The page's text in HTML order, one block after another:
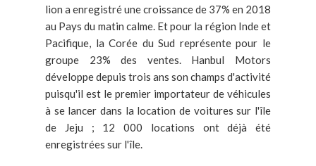
lion a enregistré une croissance de 37% en 2018
au Pays du matin calme. Et pour la région Inde et
Pacifique, la Corée du Sud représente pour le
groupe 23% des ventes. Hanbul Motors
développe depuis trois ans son champs d'activité
puisqu'il est le premier importateur de véhicules
à se lancer dans la location de voitures sur l'île
de Jeju ; 12 000 locations ont déjà été
enregistrées sur l'île.